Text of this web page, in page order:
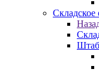
Складское